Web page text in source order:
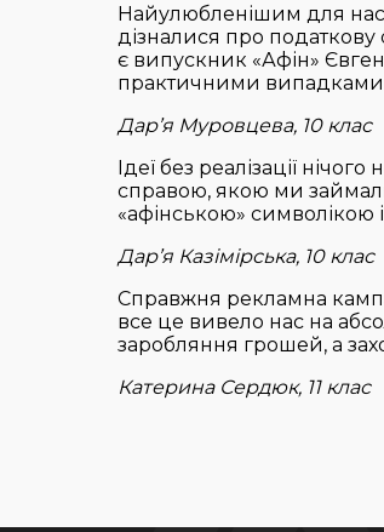
Найулюбленішим для нас
дізналися про податкову
є випускник «Афін»
практичними випадками
Дар’я Муровцева, 10 клас
Ідеї без реалізації
справою, якою ми
«афінською» символікою
Дар’я Казімірська, 10 клас
Справжня рекламна
все це вивело нас на
заробляння грошей, а
Катерина Сердюк, 11 клас